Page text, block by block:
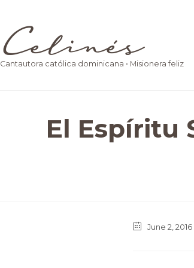
Cantautora católica dominicana • Misionera feliz
El Espíritu
June 2, 2016